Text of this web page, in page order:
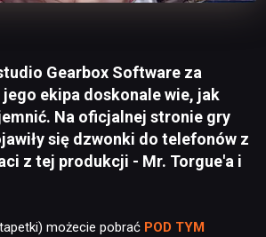
Gearbox Software za
ekipa doskonale wie, jak
Na oficjalnej stronie gry
się dzwonki do telefonów z
z tej produkcji - Mr. Torgue'a i
możecie pobrać POD TYM